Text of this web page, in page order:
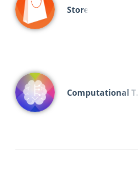
Store
Computational T…